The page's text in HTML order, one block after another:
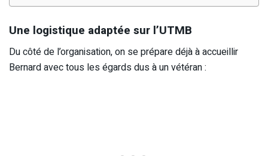
Une logistique adaptée sur l’UTMB
Du côté de l’organisation, on se prépare déjà à accueillir
Bernard avec tous les égards dus à un vétéran :